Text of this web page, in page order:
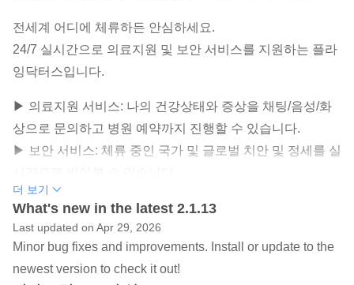
전세계 어디에 체류하든 안심하세요.
24/7 실시간으로 의료지원 및 보안 서비스를 지원하는 플라
잉닥터스입니다.
▶ 의료지원 서비스: 나의 건강상태와 증상을 채팅/음성/화
상으로 문의하고 병원 예약까지 진행할 수 있습니다.
▶ 보안 서비스: 체류 중인 국가 및 글로벌 치안 및 정세를 실
[주요 기능]
- 24시간 채팅/음성/화상 상담
- 국가건강검진 결과 및 처방약 정보 조회
- 현지 체류국 GPS정보기반의 실시간 정세 및 보안 정보
더 보기
What's new in the latest 2.1.13
Last updated on Apr 29, 2026
Minor bug fixes and improvements. Install or update to the
newest version to check it out!